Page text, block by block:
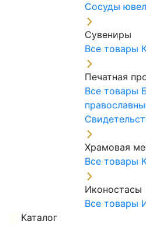
Сосуды
Сувениры
Все товары
Печатная
Все товары
Храмовая
Все товары
Иконостасы
Все товары
Каталог